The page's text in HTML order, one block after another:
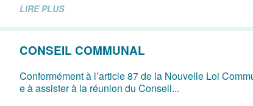
LIRE PLUS
CONSEIL COMMUNAL
Conformément à l’article 87 de la Nouvelle Loi
e à assister à la réunion du Conseil...